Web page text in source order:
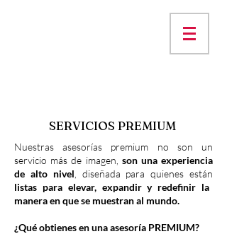
SERVICIOS PREMIUM
Nuestras asesorías premium no son un
servicio más de imagen, son una experiencia
de alto nivel , diseñada para quienes están
listas para elevar, expandir y redefinir la
manera en que se muestran al mundo.
¿Qué obtienes en una asesoría PREMIUM?